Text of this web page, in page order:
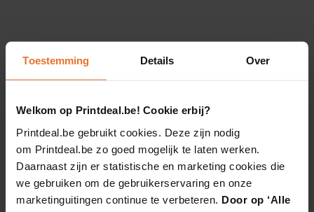
Toestemming Details Over
Welkom op Printdeal.be! Cookie erbij?
Printdeal.be gebruikt cookies. Deze zijn nodig
om Printdeal.be zo goed mogelijk te laten werken.
Daarnaast zijn er statistische en marketing cookies die
we gebruiken om de gebruikerservaring en onze
marketinguitingen continue te verbeteren. Door op ‘Alle